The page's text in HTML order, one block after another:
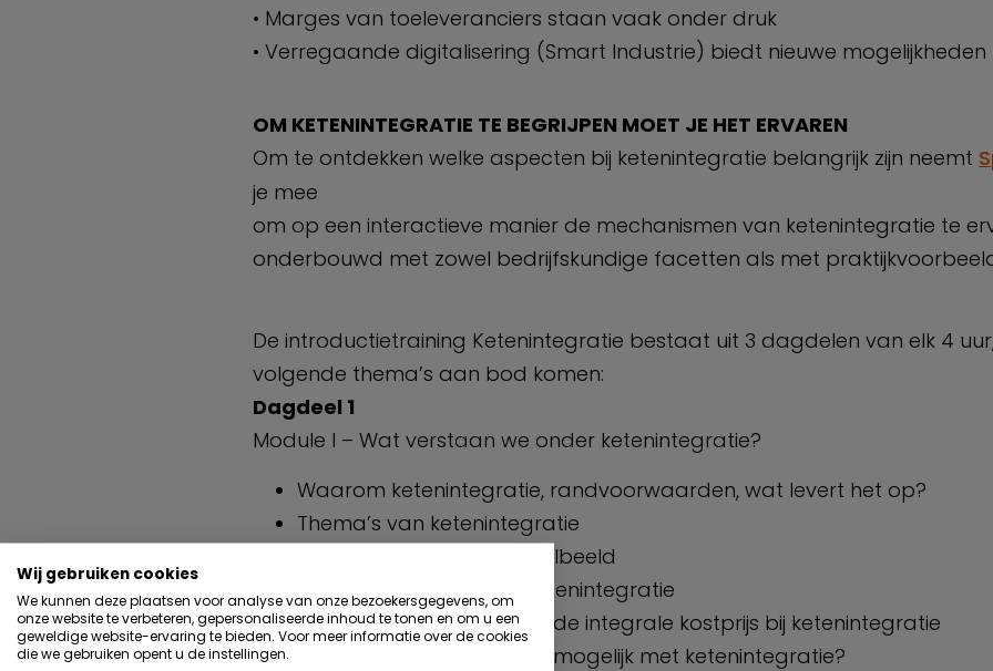
• Marges van toeleveranciers staan vaak onder druk
• Verregaande digitalisering (Smart Industrie) biedt nieuwe mogelijkheden
OM KETENINTEGRATIE TE BEGRIJPEN MOET JE HET ERVAREN
Om te ontdekken welke aspecten bij ketenintegratie belangrijk zijn neemt
je mee
om op een interactieve manier de mechanismen van ketenintegratie te
onderbouwd met zowel bedrijfskundige facetten als met
De introductietraining Ketenintegratie bestaat uit 3 dagdelen van elk 4
volgende thema’s aan bod komen:
Dagdeel 1
Module I – Wat verstaan we onder ketenintegratie?
Waarom ketenintegratie, randvoorwaarden, wat levert het op?
Thema’s van ketenintegratie
Ketenintegratie: het ideaalbeeld
Module II – Kostprijs en ketenintegratie
Principes en valkuilen van de integrale kostprijs bij ketenintegratie
Welke besparingen zijn er mogelijk met ketenintegratie?
Wij gebruiken cookies
We kunnen deze plaatsen voor analyse van onze bezoekersgegevens, om
onze website te verbeteren, gepersonaliseerde inhoud te tonen en om u een
geweldige website-ervaring te bieden. Voor meer informatie over de cookies
die we gebruiken opent u de instellingen.